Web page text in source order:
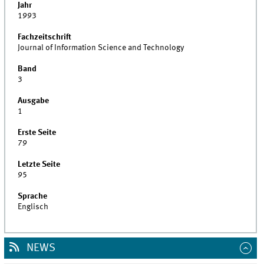
Jahr
1993
Fachzeitschrift
Journal of Information Science and Technology
Band
3
Ausgabe
1
Erste Seite
79
Letzte Seite
95
Sprache
Englisch
NEWS